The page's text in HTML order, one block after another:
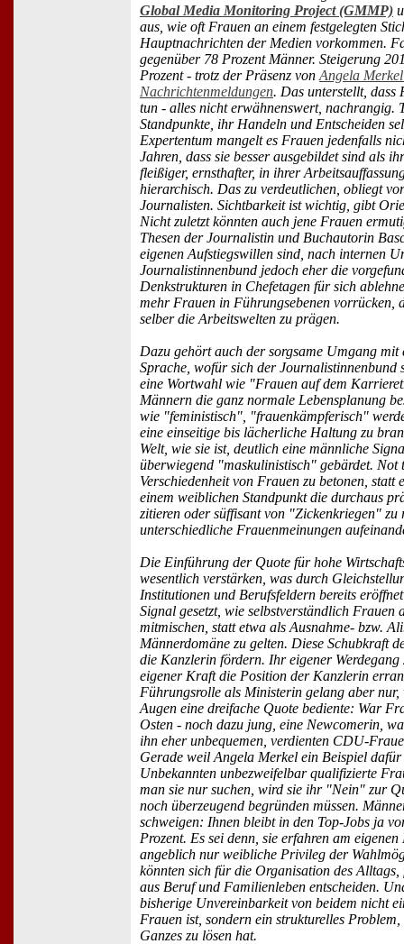
Global Media Monitoring Project (GMMP)
aus, wie oft Frauen an einem festgelegten
Hauptnachrichten der Medien vorkommen.
gegenüber 78 Prozent Männer. Steigerung
Prozent - trotz der Präsenz von Angela
Nachrichtenmeldungen. Das unterstellt, dass
tun - alles nicht erwähnenswert, nachrangig.
Standpunkte, ihr Handeln und Entscheiden
Expertentum mangelt es Frauen jedenfalls
Jahren, dass sie besser ausgebildet sind als
fleißiger, ernsthafter, in ihrer
hierarchisch. Das zu verdeutlichen, obliegt
Journalisten. Sichtbarkeit ist wichtig, gibt
Nicht zuletzt könnten auch jene Frauen
Thesen der Journalistin und Buchautorin
eigenen Aufstiegswillen sind, nach internen
Journalistinnenbund jedoch eher die
Denkstrukturen in Chefetagen für sich
mehr Frauen in Führungsebenen vorrücken,
selber die Arbeitswelten zu prägen.
Dazu gehört auch der sorgsame Umgang mit
Sprache, wofür sich der Journalistinnenbund
eine Wortwahl wie "Frauen auf dem
Männern die ganz normale Lebensplanung
wie "feministisch", "frauenkämpferisch"
eine einseitige bis lächerliche Haltung zu
Welt, wie sie ist, deutlich eine männliche
überwiegend "maskulinistisch" gebärdet. Not
Verschiedenheit von Frauen zu betonen, statt
einem weiblichen Standpunkt die durchaus
zitieren oder süffisant von "Zickenkriegen" zu
unterschiedliche Frauenmeinungen
Die Einführung der Quote für hohe
wesentlich verstärken, was durch
Institutionen und Berufsfeldern bereits
Signal gesetzt, wie selbstverständlich Frauen
mitmischen, statt etwa als Ausnahme- bzw.
Männerdomäne zu gelten. Diese Schubkraft
die Kanzlerin fördern. Ihr eigener Werdegang
eigener Kraft die Position der Kanzlerin
Führungsrolle als Ministerin gelang aber
Augen eine dreifache Quote bediente: War
Osten - noch dazu jung, eine Newcomerin,
ihn eher unbequemen, verdienten CDU-
Gerade weil Angela Merkel ein Beispiel
Unbekannten unbezweifelbar qualifizierte
man sie nur suchen, wird sie ihr "Nein" zur
noch überzeugend begründen müssen.
schweigen: Ihnen bleibt in den Top-Jobs ja
Prozent. Es sei denn, sie erfahren am
angeblich nur weibliche Privileg der
könnten sich für die Organisation des
aus Beruf und Familienleben entscheiden.
bisherige Unvereinbarkeit von beidem nicht
Frauen ist, sondern ein strukturelles
Ganzes zu lösen hat.